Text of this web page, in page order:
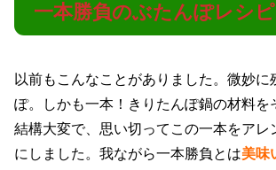
一本勝負のぶたんぽレシピ
以前もこんなことがありました。微妙に
ぽ。しかも一本！きりたんぽ鍋の材料を
結構大変で、思い切ってこの一本をアレ
にしました。我ながら一本勝負とは美味